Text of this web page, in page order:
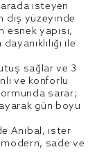
arada isteyen
dış yüzeyinde
esnek yapısı,
ile
sağlar ve 3
ve konforlu
sarar;
gün boyu
Anibal, ister
sade ve